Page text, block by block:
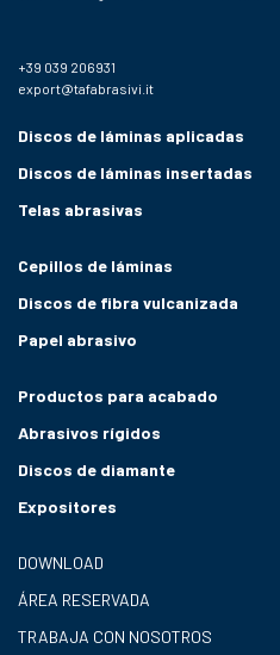
+39 039 206931
export@tafabrasivi.it
Discos de láminas aplicadas
Discos de láminas insertadas
Telas abrasivas
Cepillos de láminas
Discos de fibra vulcanizada
Papel abrasivo
Productos para acabado
Abrasivos rígidos
Discos de diamante
Expositores
DOWNLOAD
ÁREA RESERVADA
TRABAJA CON NOSOTROS